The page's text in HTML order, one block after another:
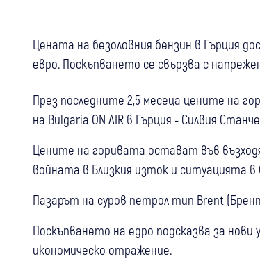
Цената на безоловния бензин в Гърция
евро. Поскъпването се свързва с
През последните 2,5 месеца цените на
на Bulgaria ON AIR в Гърция - Силвия
Цените на горивата остават във
войната в Близкия изток и ситуацията в
Пазарът на суров петрол тип Brent
Поскъпването на едро подсказва за
икономическо отражение.